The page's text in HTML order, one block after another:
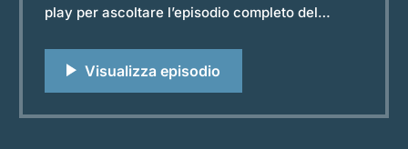
play per ascoltare l’episodio completo del
divino resta lontano, confinato nei templi o nei